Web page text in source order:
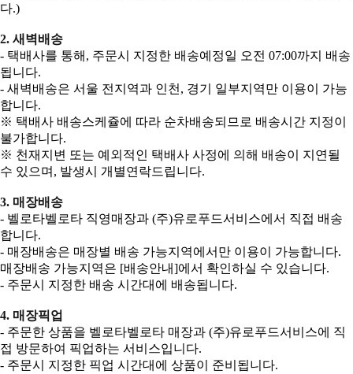
다.)
2. 새벽배송
- 택배사를 통해, 주문시 지정한 배송예정일 오전 07:00까지 배송
됩니다.
- 새벽배송은 서울 전지역과 인천, 경기 일부지역만 이용이 가능
합니다.
※ 택배사 배송스케쥴에 따라 순차배송되므로 배송시간 지정이
불가합니다.
※ 천재지변 또는 예외적인 택배사 사정에 의해 배송이 지연될
수 있으며, 발생시 개별연락드립니다.
3. 매장배송
- 벨로타벨로타 직영매장과 (주)유로푸드서비스에서 직접 배송
합니다.
- 매장배송은 매장별 배송 가능지역에서만 이용이 가능합니다.
매장배송 가능지역은 [배송안내]에서 확인하실 수 있습니다.
- 주문시 지정한 배송 시간대에 배송됩니다.
4. 매장픽업
- 주문한 상품을 벨로타벨로타 매장과 (주)유로푸드서비스에 직
접 방문하여 픽업하는 서비스입니다.
- 주문시 지정한 픽업 시간대에 상품이 준비됩니다.